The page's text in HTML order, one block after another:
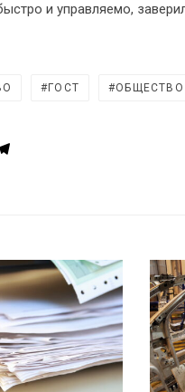
и управляемо,
ГОСТ ОБЩЕСТВО